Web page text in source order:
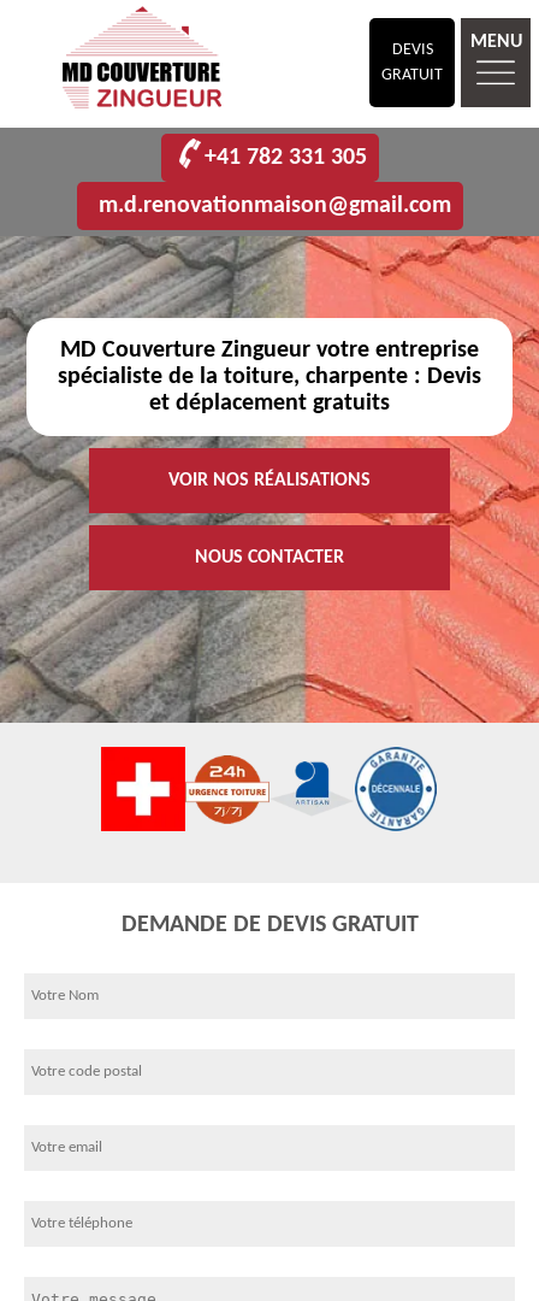
DEVIS
GRATUIT
MENU
+41 782 331 305
m.d.renovationmaison@gmail.com
MD Couverture Zingueur votre entreprise
spécialiste de la toiture, charpente : Devis
et déplacement gratuits
VOIR NOS RÉALISATIONS
NOUS CONTACTER
DEMANDE DE DEVIS GRATUIT